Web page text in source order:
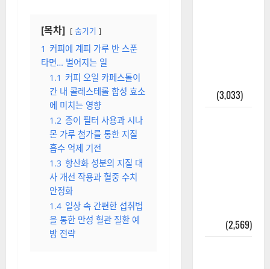
[목차] 숨기기
1 커피에 계피 가루 반 스푼
타면… 벌어지는 일
1.1 커피 오일 카페스톨이
간 내 콜레스테롤 합성 효소
에 미치는 영향
1.2 종이 필터 사용과 시나
몬 가루 첨가를 통한 지질
흡수 억제 기전
1.3 항산화 성분의 지질 대
사 개선 작용과 혈중 수치
안정화
1.4 일상 속 간편한 섭취법
을 통한 만성 혈관 질환 예
방 전략
(3,033)
(2,569)